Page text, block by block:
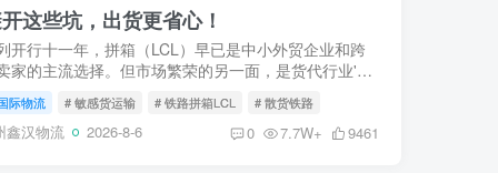
这些坑，出货更省心！
开行十一年，拼箱（LCL）早已是中小外贸企业和跨
家的主流选择。但市场繁荣的另一面，是货代行业'白
老板栽在'...
际物流 # 敏感货运输 # 铁路拼箱LCL # 散货铁路
鑫汉物流 2026-8-6 0 7.7W+ 9461